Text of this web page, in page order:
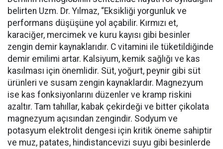
belirten Uzm. Dr. Yılmaz, “Eksikliği yorgunluk ve
performans düşüşüne yol açabilir. Kırmızı et,
karaciğer, mercimek ve kuru kayısı gibi besinler
zengin demir kaynaklarıdır. C vitamini ile tüketildiğinde
demir emilimi artar. Kalsiyum, kemik sağlığı ve kas
kasılması için önemlidir. Süt, yoğurt, peynir gibi süt
ürünleri ve susam zengin kaynaklardır. Magnezyum
ise kas fonksiyonlarını düzenler ve kramp riskini
azaltır. Tam tahıllar, kabak çekirdeği ve bitter çikolata
magnezyum açısından zengindir. Sodyum ve
potasyum elektrolit dengesi için kritik öneme sahiptir
ve muz, patates, hindistancevizi suyu gibi besinlerde